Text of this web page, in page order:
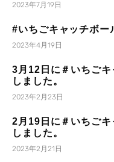
2023年7月19日
#いちごキャッチボ
2023年4月19日
3月12日に＃いちご
しました。
2023年2月23日
2月19日に＃いちご
しました。
2023年2月21日